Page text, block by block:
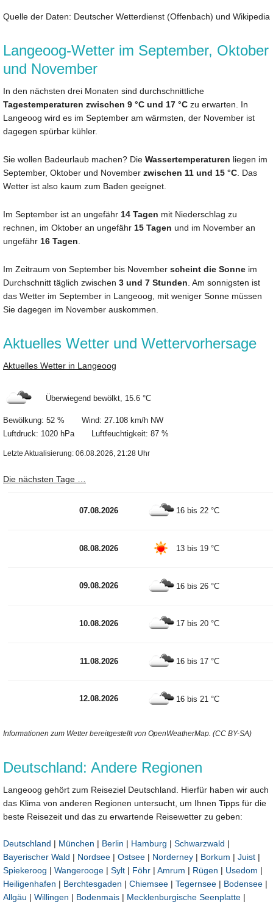
Quelle der Daten: Deutscher Wetterdienst (Offenbach) und Wikipedia
Langeoog-Wetter im September, Oktober
und November
In den nächsten drei Monaten sind durchschnittliche
Tagestemperaturen zwischen 9 °C und 17 °C zu erwarten. In
Langeoog wird es im September am wärmsten, der November ist
dagegen spürbar kühler.
Sie wollen Badeurlaub machen? Die Wassertemperaturen liegen im
September, Oktober und November zwischen 11 und 15 °C . Das
Wetter ist also kaum zum Baden geeignet.
Im September ist an ungefähr 14 Tagen mit Niederschlag zu
rechnen, im Oktober an ungefähr 15 Tagen und im November an
ungefähr 16 Tagen
Im Zeitraum von September bis November scheint die Sonne im
Durchschnitt täglich zwischen 3 und 7 Stunden . Am sonnigsten ist
das Wetter im September in Langeoog, mit weniger Sonne müssen
Sie dagegen im November auskommen.
Aktuelles Wetter und Wettervorhersage
Aktuelles Wetter in Langeoog
Überwiegend bewölkt, 15.6 °C
Bewölkung: 52 % Wind: 27.108 km/h NW
Luftdruck: 1020 hPa Luftfeuchtigkeit: 87 %
Letzte Aktualisierung: 06.08.2026, 21:28 Uhr
Die nächsten Tage …
07.08.2026 16 bis 22 °C
08.08.2026 13 bis 19 °C
09.08.2026 16 bis 26 °C
10.08.2026 17 bis 20 °C
11.08.2026 16 bis 17 °C
12.08.2026 16 bis 21 °C
Informationen zum Wetter bereitgestellt von OpenWeatherMap. (CC BY-SA)
Deutschland: Andere Regionen
Langeoog gehört zum Reiseziel Deutschland. Hierfür haben wir auch
das Klima von anderen Regionen untersucht, um Ihnen Tipps für die
beste Reisezeit und das zu erwartende Reisewetter zu geben:
Deutschland | München | Berlin | Hamburg | Schwarzwald |
Bayerischer Wald | Nordsee | Ostsee | Norderney | Borkum | Juist |
Spiekeroog | Wangerooge | Sylt | Föhr | Amrum | Rügen | Usedom |
Heiligenhafen | Berchtesgaden | Chiemsee | Tegernsee | Bodensee |
Allgäu | Willingen | Bodenmais | Mecklenburgische Seenplatte |